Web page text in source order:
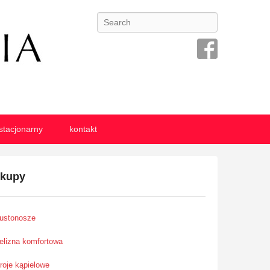
Search
kontakt
komfortowa
kąpielowe